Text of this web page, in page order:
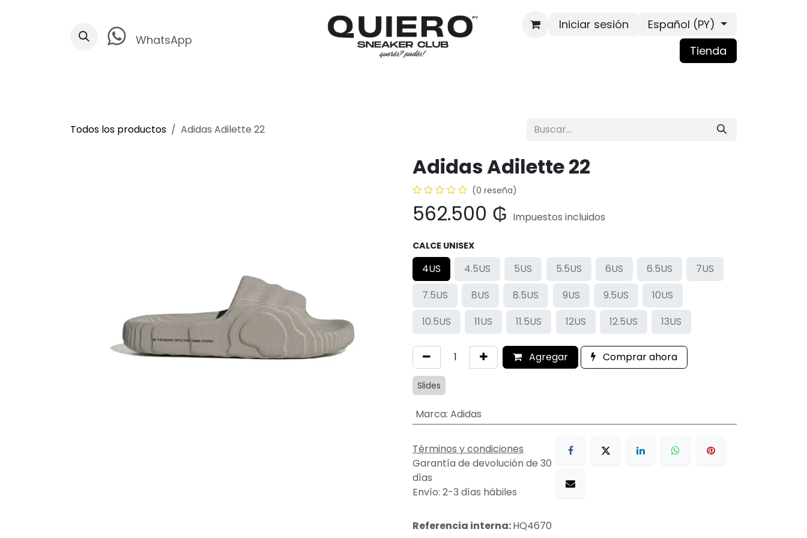
WhatsApp
Iniciar sesión
Español (PY)
Tienda
Todos los productos Adidas Adilette 22
Adidas Adilette 22
(0 reseña)
562.500 ₲ Impuestos incluidos
CALCE UNISEX
4US 4.5US 5US 5.5US 6US 6.5US
7US
7.5US
8US 8.5US 9US 9.5US
10US
10.5US
11US 11.5US 12US 12.5US 13US
Agregar Comprar ahora
Slides
Marca: Adidas
Términos y condiciones
Garantía de devolución de 30
días
Envío: 2-3 días hábiles
Referencia interna:HQ4670